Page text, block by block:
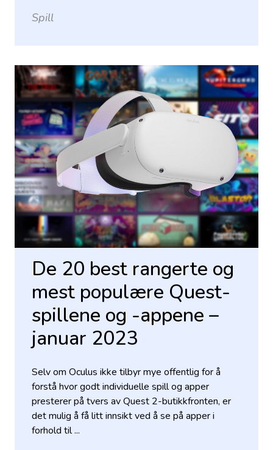
Spill
De 20 best rangerte og
mest populære Quest-
spillene og -appene –
januar 2023
Selv om Oculus ikke tilbyr mye offentlig for å
forstå hvor godt individuelle spill og apper
presterer på tvers av Quest 2-butikkfronten, er
det mulig å få litt innsikt ved å se på apper i
forhold til ...